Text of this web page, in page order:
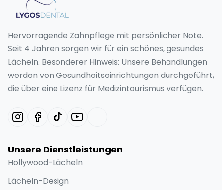
Hervorragende Zahnpflege mit persönlicher Note.
Seit 4 Jahren sorgen wir für ein schönes, gesundes
Lächeln. Besonderer Hinweis: Unsere Behandlungen
werden von Gesundheitseinrichtungen durchgeführt,
die über eine Lizenz für Medizintourismus verfügen.
Unsere Dienstleistungen
Hollywood-Lächeln
Lächeln-Design